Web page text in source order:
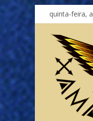
quinta-feira,